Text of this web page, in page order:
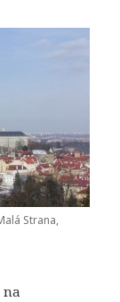
Strana,